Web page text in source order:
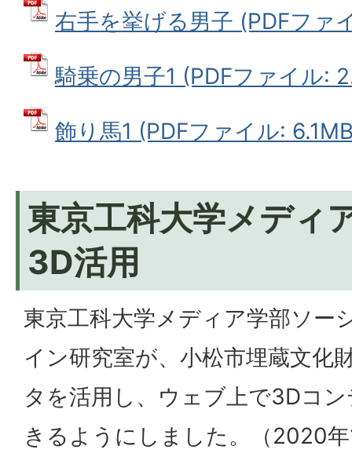
右手を挙げる男子 (PDFファ
騎乗の男子1 (PDFファイル:
飾り馬1 (PDFファイル:
東京工科大学メディ
3D活用
東京工科大学メディア学部ソー
イン研究室が、小松市埋蔵文化
タを活用し、ウェブ上で3Dコ
きるようにしました。（2020